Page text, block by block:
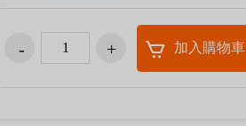
加入購物車